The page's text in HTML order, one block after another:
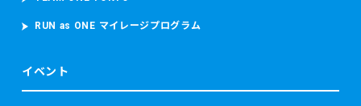
RUN as ONE マイレージプログラム
イベント